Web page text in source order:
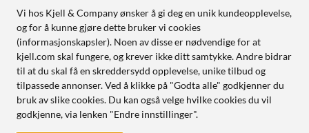
Vi hos Kjell & Company ønsker å gi deg en unik kundeopplevelse,
og for å kunne gjøre dette bruker vi cookies
(informasjonskapsler). Noen av disse er nødvendige for at
kjell.com skal fungere, og krever ikke ditt samtykke. Andre bidrar
til at du skal få en skreddersydd opplevelse, unike tilbud og
tilpassede annonser. Ved å klikke på "Godta alle" godkjenner du
bruk av slike cookies. Du kan også velge hvilke cookies du vil
godkjenne, via lenken "Endre innstillinger".